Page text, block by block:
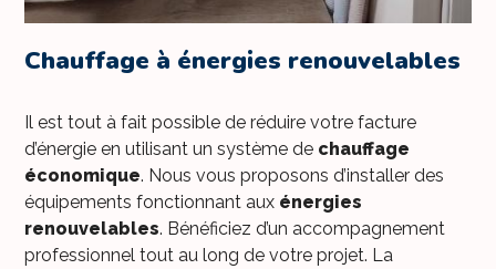
Chauffage à énergies renouvelables
Il est tout à fait possible de réduire votre facture
d’énergie en utilisant un système de chauffage
économique. Nous vous proposons d’installer des
équipements fonctionnant aux énergies
renouvelables. Bénéficiez d’un accompagnement
professionnel tout au long de votre projet. La